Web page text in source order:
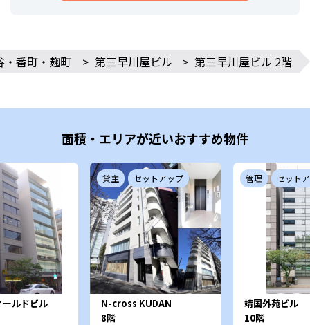
・番町・麹町 > 第三早川屋ビル > 第三早川屋ビル 2階
面積・エリアが近いおすすめ物件
ルドビル
貸主 セットアップ
N-cross KUDAN
8階
管理 セット
靖国外苑ビル
ビル）
10階